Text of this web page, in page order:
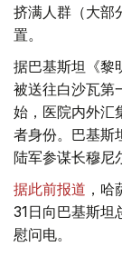
挤满人群（大部
置。
据巴基斯坦《黎
被送往白沙瓦第
始，医院内外汇
者身份。巴基斯
陆军参谋长穆尼
据此前报道 ，
31日向巴基斯坦
慰问电。